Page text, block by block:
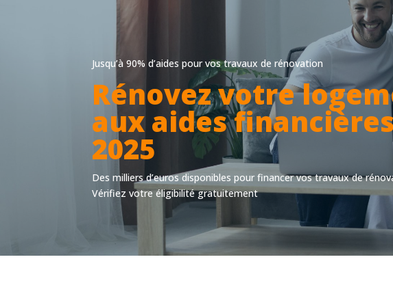
Jusqu’à 90% d’aides pour vos travaux de rénovation
Rénovez votre
aux aides
2025
Des milliers d’euros disponibles pour financer vos travaux de
Vérifiez votre éligibilité gratuitement